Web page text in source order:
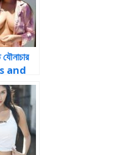
যৌনাচার
and